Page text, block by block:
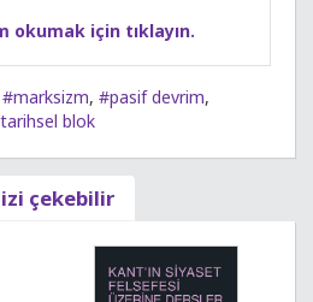
okumak için tıklayın.
#marksizm, #pasif devrim,
blok
çekebilir